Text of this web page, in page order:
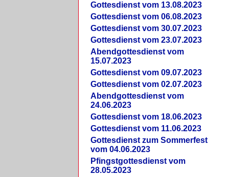
Gottesdienst vom 13.08.2023
Gottesdienst vom 06.08.2023
Gottesdienst vom 30.07.2023
Gottesdienst vom 23.07.2023
Abendgottesdienst vom
15.07.2023
Gottesdienst vom 09.07.2023
Gottesdienst vom 02.07.2023
Abendgottesdienst vom
24.06.2023
Gottesdienst vom 18.06.2023
Gottesdienst vom 11.06.2023
Gottesdienst zum Sommerfest
vom 04.06.2023
Pfingstgottesdienst vom
28.05.2023